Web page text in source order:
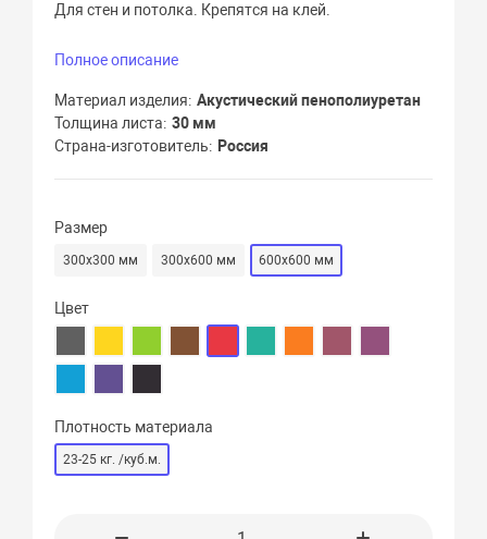
Для стен и потолка. Крепятся на клей.
Полное описание
Материал изделия Акустический пенополиуретан
Толщина листа 30 мм
Страна-изготовитель
Россия
Размер
300х300 мм 300х600 мм 600х600 мм
Цвет
Плотность материала
23-25 кг. /куб.м.